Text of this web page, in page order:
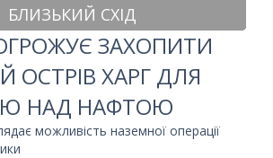
БЛИЗЬКИЙ СХІД
ЗАХОПИТИ
ОСТРІВ ХАРГ ДЛЯ
НАД НАФТОЮ
можливість наземної операції